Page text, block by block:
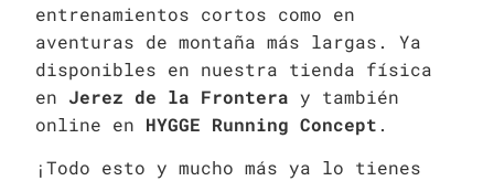
entrenamientos cortos como en
aventuras de montaña más largas. Ya
disponibles en nuestra tienda física
en Jerez de la Frontera y también
online en HYGGE Running Concept .
¡Todo esto y mucho más ya lo tienes